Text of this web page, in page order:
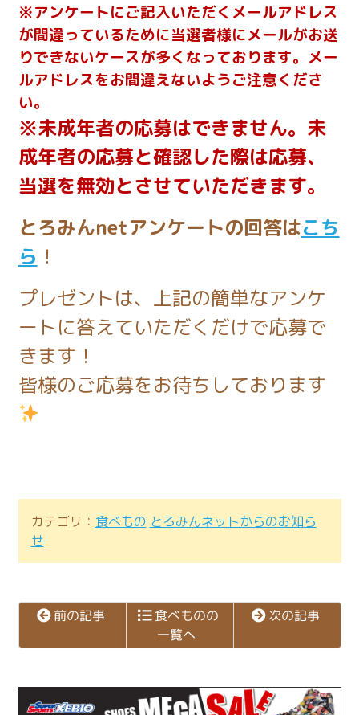
※アンケートにご記入いただくメールアドレス
が間違っているために当選者様にメールがお送
りできないケースが多くなっております。メー
ルアドレスをお間違えないようご注意くださ
い。
※未成年者の応募はできません。未
成年者の応募と確認した際は応募、
当選を無効とさせていただきます。
とろみんnetアンケートの回答はこち
ら ！
プレゼントは、上記の簡単なアンケ
ートに答えていただくだけで応募で
きます！
皆様のご応募をお待ちしております
カテゴリ： 食べもの とろみんネットからのお知ら
せ
前の記事 食べものの
一覧へ
次の記事